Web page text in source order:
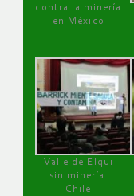
contra la minería
en México
Valle de Elqui
sin minería.
Chile